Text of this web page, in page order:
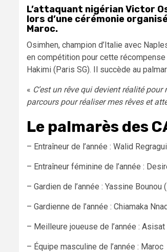
L’attaquant nigérian Victor
lors d’une cérémonie
Maroc.
Osimhen, champion d’Italie avec
en compétition pour cette
Hakimi (Paris SG). Il succède au
« C’est un rêve qui devient réalité
parcours pour réaliser mes rêves et
Le palmarès des
– Entraîneur de l’année : Walid
– Entraîneur féminine de l’année :
– Gardien de l’année : Yassine Bounou
– Gardienne de l’année : Chiamaka
– Meilleure joueuse de l’année :
– Équipe masculine de l’année : Maroc